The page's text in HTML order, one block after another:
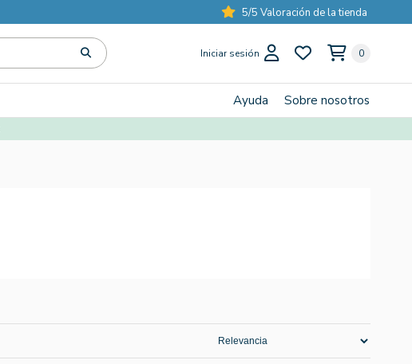
5/5 Valoración de la tienda
Iniciar sesión 0
Ayuda Sobre nosotros